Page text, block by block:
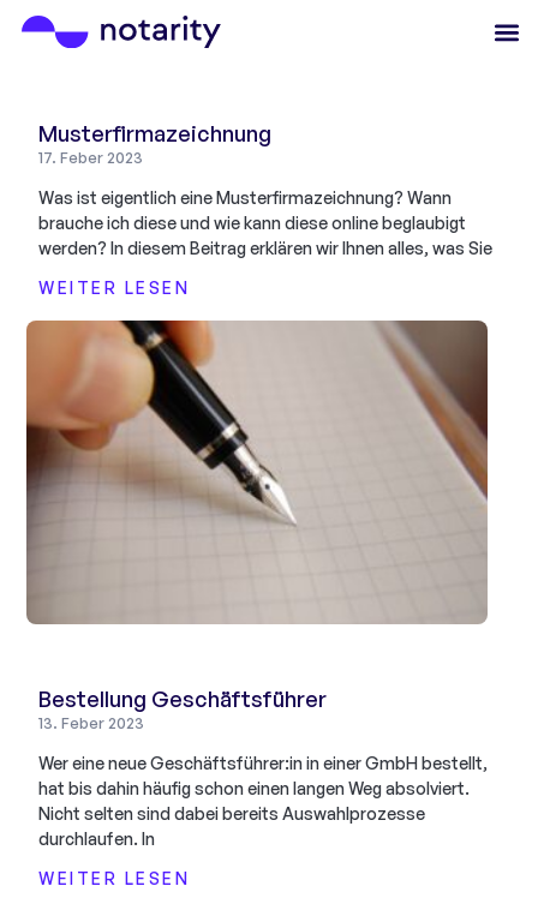
Musterfirmazeichnung
17. Feber 2023
Was ist eigentlich eine Musterfirmazeichnung? Wann
brauche ich diese und wie kann diese online beglaubigt
werden? In diesem Beitrag erklären wir Ihnen alles, was Sie
WEITER LESEN
Bestellung Geschäftsführer
13. Feber 2023
Wer eine neue Geschäftsführer:in in einer GmbH bestellt,
hat bis dahin häufig schon einen langen Weg absolviert.
Nicht selten sind dabei bereits Auswahlprozesse
durchlaufen. In
WEITER LESEN